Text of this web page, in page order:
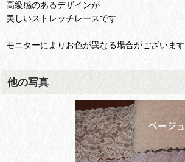
高級感のあるデザインが
美しいストレッチレースです
モニターによりお色が異なる場合がございます
他の写真